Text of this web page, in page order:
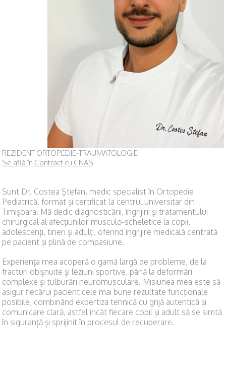
REZIDENT ORTOPEDIE-TRAUMATOLOGIE
Se află în Contract cu CNAS
Sunt Dr. Costea Ștefan, medic specialist în Ortopedie
Pediatrică, format și certificat la centrul universitar din
Timișoara. Mă dedic diagnosticării, îngrijirii și tratamentului
chirurgical al afecțiunilor musculo-scheletice la copii,
adolescenți, tineri și adulți, oferind îngrijire medicală centrată
pe pacient și plină de compasiune.
Experiența mea acoperă o gamă largă de probleme, de la
fracturi obișnuite și leziuni sportive, până la deformări
complexe și tulburări neuromusculare. Misiunea mea este să
asigur fiecărui pacient cele mai bune rezultate funcționale
posibile, combinând expertiza tehnică cu grijă autentică și
comunicare clară, astfel încât fiecare copil și adult să se simtă
în siguranță și sprijinit în procesul de recuperare.